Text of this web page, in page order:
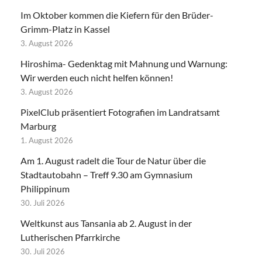
Im Oktober kommen die Kiefern für den Brüder-
Grimm-Platz in Kassel
3. August 2026
Hiroshima- Gedenktag mit Mahnung und Warnung:
Wir werden euch nicht helfen können!
3. August 2026
PixelClub präsentiert Fotografien im Landratsamt
Marburg
1. August 2026
Am 1. August radelt die Tour de Natur über die
Stadtautobahn – Treff 9.30 am Gymnasium
Philippinum
30. Juli 2026
Weltkunst aus Tansania ab 2. August in der
Lutherischen Pfarrkirche
30. Juli 2026